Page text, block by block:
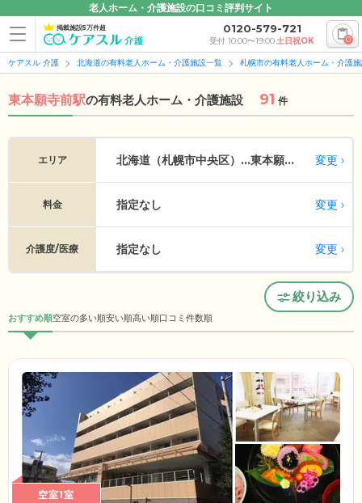
老人ホーム・介護施設の口コミ評判サイト
掲載施設5万件超 0120-579-721
受付 10:00〜19:00土日祝OK 0
ケアスル 介護 北海道の有料老人ホーム・介護施設一覧 札幌市の有料老人ホーム・介護
東本願寺前駅の有料老人ホーム・介護施設 91 件
エリア 北海道（札幌市中央区）...東本願寺前 変更
料金 指定なし 変更
介護度/医療 指定なし 変更
絞り込み
おすすめ順空室の多い順安い順高い順口コミ件数順
空室1室